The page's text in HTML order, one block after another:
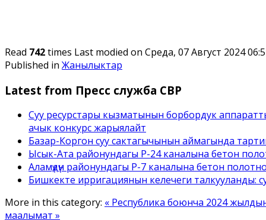
Read 742times Last modified on Среда, 07 Август 2024
Published in Жанылыктар
Latest from Пресс служба СВР
Суу ресурстары кызматынын борбордук
ачык конкурс жарыялайт
Базар-Коргон суу сактагычынын аймагында
Ысык-Ата районундагы Р-24 каналына бетон
Аламүдүн районундагы Р-7 каналына бетон
Бишкекте ирригациянын келечеги талкууланды:
More in this category: « Республика боюнча 2024 жылдын
маалымат »